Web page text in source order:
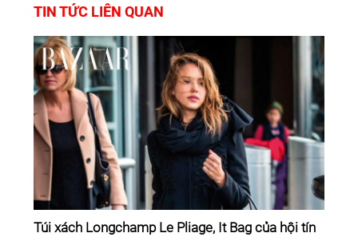
TIN TỨC LIÊN QUAN
Túi xách Longchamp Le Pliage, It Bag của hội tín